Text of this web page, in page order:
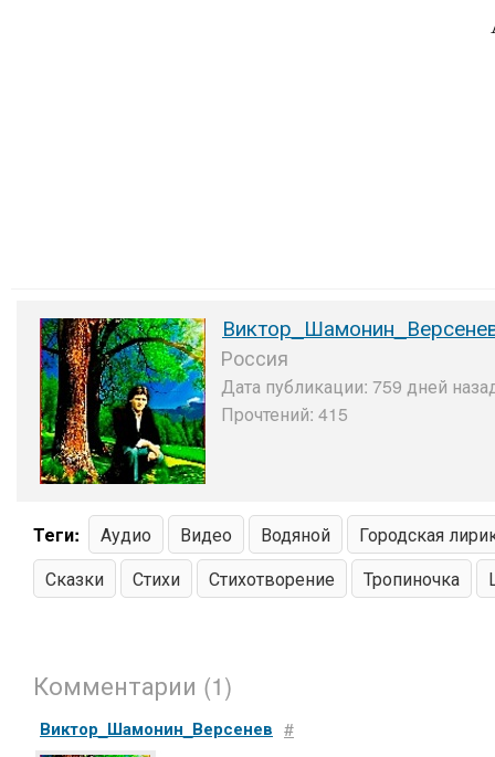
Россия
Дата публикации: 759 дней
Прочтений: 415
Теги: Аудио Видео Водяной
Городская
Сказки
Стихи Стихотворение Тропиночка
Комментарии (1)
Виктор_Шамонин_Версенев #